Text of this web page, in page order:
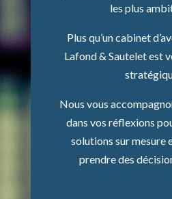
les plus
Plus qu’un cabinet
Lafond & Sautelet est
Nous vous
dans vos réflexions
solutions sur mesure
prendre des